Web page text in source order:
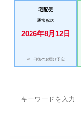
宅配便
通常配送
2026年8月12日
※ 5日後のお届け予定